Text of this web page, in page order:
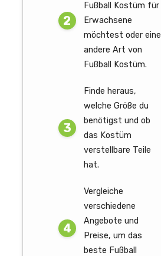
Fußball Kostüm für
Erwachsene
möchtest oder eine
andere Art von
Fußball Kostüm.
Finde heraus,
welche Größe du
benötigst und ob
das Kostüm
verstellbare Teile
hat.
Vergleiche
verschiedene
Angebote und
Preise, um das
beste Fußball